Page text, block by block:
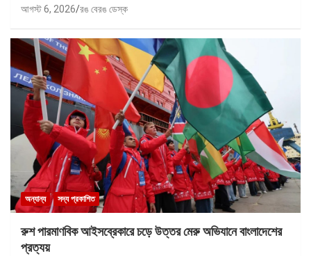
আগস্ট 6, 2026 রঙ বেরঙ ডেস্ক
অন্যান্য সদ্য প্রকাশিত
রুশ পারমাণবিক আইসব্রেকারে চড়ে উত্তর মেরু অভিযানে বাংলাদেশের
প্রত্যয়